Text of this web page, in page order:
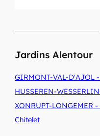
Jardins Alentour
GIRMONT-VAL-D'AJOL
HUSSEREN-
XONRUPT-LONGEMER -
Chitelet